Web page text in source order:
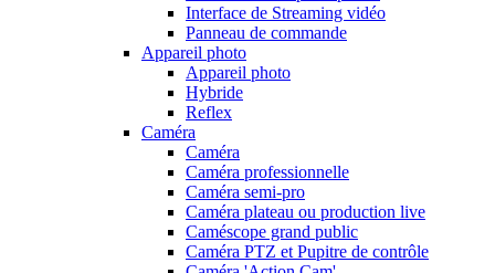
Interface de Streaming vidéo
Panneau de commande
Appareil photo
Appareil photo
Hybride
Reflex
Caméra
Caméra
Caméra professionnelle
Caméra semi-pro
Caméra plateau ou production live
Caméscope grand public
Caméra PTZ et Pupitre de contrôle